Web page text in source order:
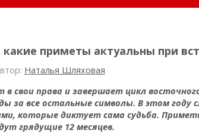
приметы актуальны при
Наталья Шляховая
свои права и завершает цикл
за все остальные символы. В этом году
которые диктует сама судьба.
грядущие 12 месяцев.